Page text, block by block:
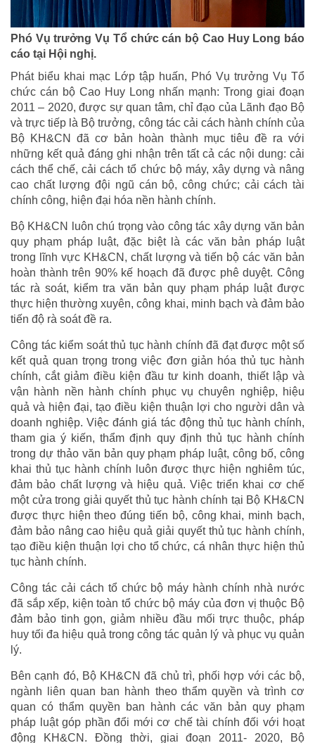
Phó Vụ trưởng Vụ Tổ chức cán bộ Cao Huy Long báo
cáo tại Hội nghị.
Phát biểu khai mạc Lớp tập huấn, Phó Vụ trưởng Vụ Tổ
chức cán bộ Cao Huy Long nhấn mạnh: Trong giai đoạn
2011 – 2020, được sự quan tâm, chỉ đạo của Lãnh đạo Bộ
và trực tiếp là Bộ trưởng, công tác cải cách hành chính của
Bộ KH&CN đã cơ bản hoàn thành mục tiêu đề ra với
những kết quả đáng ghi nhận trên tất cả các nội dung: cải
cách thể chế, cải cách tổ chức bộ máy, xây dựng và nâng
cao chất lượng đội ngũ cán bộ, công chức; cải cách tài
chính công, hiện đại hóa nền hành chính.
Bộ KH&CN luôn chú trọng vào công tác xây dựng văn bản
quy phạm pháp luật, đặc biệt là các văn bản pháp luật
trong lĩnh vực KH&CN, chất lượng và tiến bộ các văn bản
hoàn thành trên 90% kế hoạch đã được phê duyệt. Công
tác rà soát, kiểm tra văn bản quy phạm pháp luật được
thực hiện thường xuyên, công khai, minh bạch và đảm bảo
tiến độ rà soát đề ra.
Công tác kiểm soát thủ tục hành chính đã đạt được một số
kết quả quan trọng trong việc đơn giản hóa thủ tục hành
chính, cắt giảm điều kiện đầu tư kinh doanh, thiết lập và
vận hành nền hành chính phục vụ chuyên nghiệp, hiệu
quả và hiện đại, tạo điều kiện thuận lợi cho người dân và
doanh nghiệp. Việc đánh giá tác động thủ tục hành chính,
tham gia ý kiến, thẩm định quy định thủ tục hành chính
trong dự thảo văn bản quy phạm pháp luật, công bố, công
khai thủ tục hành chính luôn được thực hiện nghiêm túc,
đảm bảo chất lượng và hiệu quả. Việc triển khai cơ chế
một cửa trong giải quyết thủ tục hành chính tại Bộ KH&CN
được thực hiện theo đúng tiến bộ, công khai, minh bạch,
đảm bảo nâng cao hiệu quả giải quyết thủ tục hành chính,
tạo điều kiện thuận lợi cho tổ chức, cá nhân thực hiện thủ
tục hành chính.
Công tác cải cách tổ chức bộ máy hành chính nhà nước
đã sắp xếp, kiện toàn tổ chức bộ máy của đơn vị thuộc Bộ
đảm bảo tinh gọn, giảm nhiều đầu mối trực thuộc, pháp
huy tối đa hiệu quả trong công tác quản lý và phục vụ quản
lý.
Bên cạnh đó, Bộ KH&CN đã chủ trì, phối hợp với các bộ,
ngành liên quan ban hành theo thẩm quyền và trình cơ
quan có thẩm quyền ban hành các văn bản quy phạm
pháp luật góp phần đổi mới cơ chế tài chính đối với hoạt
động KH&CN. Đồng thời, giai đoạn 2011- 2020, Bộ